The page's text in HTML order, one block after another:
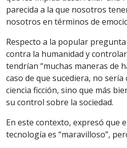
parecida a la que nosotros
nosotros en términos de
Respecto a la popular
contra la humanidad y
tendrían “muchas maneras de
caso de que sucediera, no
ciencia ficción, sino que más
su control sobre la sociedad.
En este contexto, expresó que
tecnología es “maravilloso”,